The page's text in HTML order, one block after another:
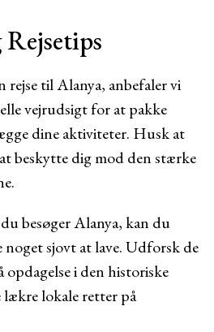
til Alanya, anbefaler vi
vejrudsigt for at pakke
dine aktiviteter. Husk at
beskytte dig mod den stærke
besøger Alanya, kan du
sjovt at lave. Udforsk de
opdagelse i den historiske
lokale retter på